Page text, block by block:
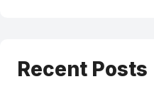
Recent Posts